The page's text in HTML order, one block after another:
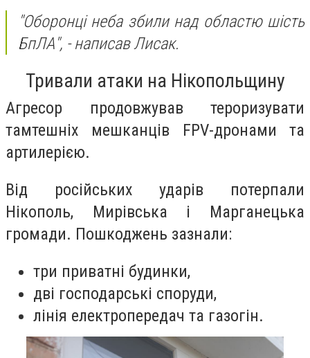
"Оборонці неба збили над областю шість
БпЛА", -написав Лисак.
Тривали атаки на Нікопольщину
Агресор продовжував тероризувати
тамтешніх мешканців FPV-дронами та
артилерією.
Від російських ударів потерпали
Нікополь, Мирівська і Марганецька
громади. Пошкоджень зазнали:
три приватні будинки,
дві господарські споруди,
лінія електропередач та газогін.